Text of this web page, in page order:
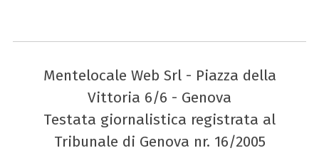
Mentelocale Web Srl - Piazza della
Vittoria 6/6 - Genova
Testata giornalistica registrata al
Tribunale di Genova nr. 16/2005